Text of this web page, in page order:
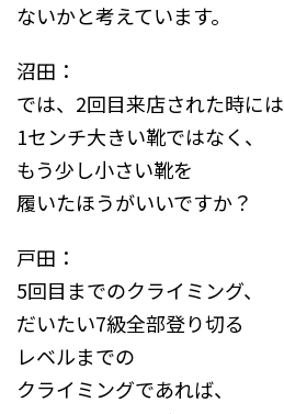
ないかと考えています。
沼田：
では、2回目来店された時には
1センチ大きい靴ではなく、
もう少し小さい靴を
履いたほうがいいですか？
戸田：
5回目までのクライミング、
だいたい7級全部登り切る
レベルまでの
クライミングであれば、